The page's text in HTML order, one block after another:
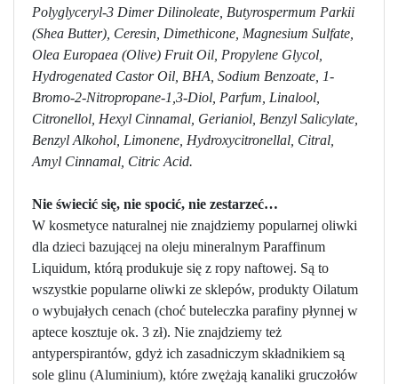
Polyglyceryl-3 Dimer Dilinoleate, Butyrospermum Parkii
(Shea Butter), Ceresin, Dimethicone, Magnesium Sulfate,
Olea Europaea (Olive) Fruit Oil, Propylene Glycol,
Hydrogenated Castor Oil, BHA, Sodium Benzoate, 1-
Bromo-2-Nitropropane-1,3-Diol, Parfum, Linalool,
Citronellol, Hexyl Cinnamal, Gerianiol, Benzyl Salicylate,
Benzyl Alkohol, Limonene, Hydroxycitronellal, Citral,
Amyl Cinnamal, Citric Acid.
Nie świecić się, nie spocić, nie zestarzeć…
W kosmetyce naturalnej nie znajdziemy popularnej oliwki
dla dzieci bazującej na oleju mineralnym Paraffinum
Liquidum, którą produkuje się z ropy naftowej. Są to
wszystkie popularne oliwki ze sklepów, produkty Oilatum
o wybujałych cenach (choć buteleczka parafiny płynnej w
aptece kosztuje ok. 3 zł). Nie znajdziemy też
antyperspirantów, gdyż ich zasadniczym składnikiem są
sole glinu (Aluminium), które zwężają kanaliki gruczołów